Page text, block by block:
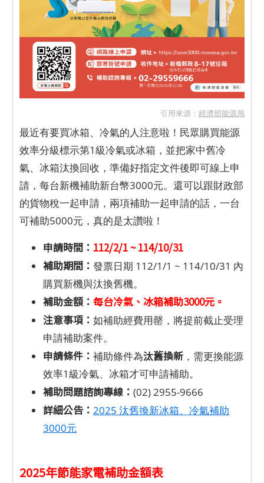
引用來源： 經濟部能源局
最近有要買冰箱、冷氣的人注意啦！民眾購買能源
效率分級標示第1級冷氣或冰箱，並把家中舊冷
氣、冰箱汰換回收，準備好指定文件後即可線上申
請，每台新機補助新台幣3000元。還可以跟財政部
的貨物稅一起申請，兩項補助一起申請的話，一台
可補助5000元，真的是太讚啦！
申請時間： 112/2/1 ~ 114/10/31
補助期間： 發票日期 112/1/1 ~ 114/10/31 內
購買新機與汰換舊機。
補助金額： 每台冷氣、冰箱補助3000元。
注意事項： 如補助經費用罄，將提前截止受理
申請補助案件。
申請條件： 補助條件為汰舊換新 ，需更換能源
效率1級冷氣、冰箱才可申請補助。
補助問題諮詢專線： (02) 2955-9666
詳細公告： 2025 汰舊換新冰箱、冷氣補助
3000元
2025年節能家電補助金額表